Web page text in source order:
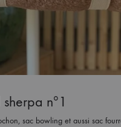
nº1
sac bowling et aussi sac